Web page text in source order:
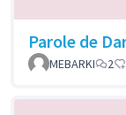
Parole de
MEBARKI
2